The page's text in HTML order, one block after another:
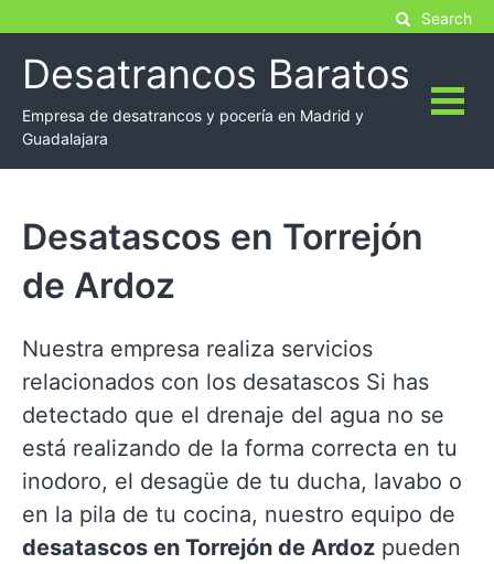
content
Search
Desatrancos Baratos
Empresa de desatrancos y pocería en Madrid y
Guadalajara
Desatascos en Torrejón
de Ardoz
Nuestra empresa realiza servicios
relacionados con los desatascos Si has
detectado que el drenaje del agua no se
está realizando de la forma correcta en tu
inodoro, el desagüe de tu ducha, lavabo o
en la pila de tu cocina, nuestro equipo de
desatascos en Torrejón de Ardoz pueden